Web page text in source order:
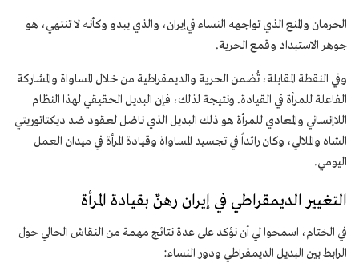
الحرمان والمنع الذي تواجهه النساء في‌إیران، والذي یبدو وکأنه لا تنتهي، هو
جوهر الاستبداد وقمع الحریة.
وفي النقطة المقابلة، تُضمن الحرية والديمقراطية من خلال المساواة والمشاركة
الفاعلة للمرأة في القيادة. ونتيجة لذلك، فإن البديل الحقيقي لهذا النظام
اللاإنساني والمعادي للمرأة هو ذلك البديل الذي ناضل لعقود ضد ديكتاتوريتي
الشاه والملالي، وكان رائداً في تجسيد المساواة وقيادة المرأة في ميدان العمل
اليومي.
التغيير الديمقراطي في إيران رهنٌ بقيادة المرأة
في الختام، اسمحوا لي أن نؤكد على عدة نتائج مهمة من النقاش الحالي حول
الرابط بين البديل الديمقراطي ودور النساء: